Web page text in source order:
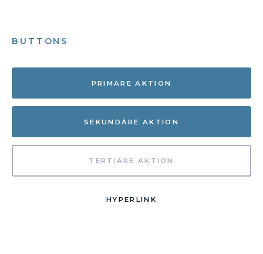
BUTTONS
PRIMÄRE AKTION
SEKUNDÄRE AKTION
TERTIÄRE AKTION
HYPERLINK